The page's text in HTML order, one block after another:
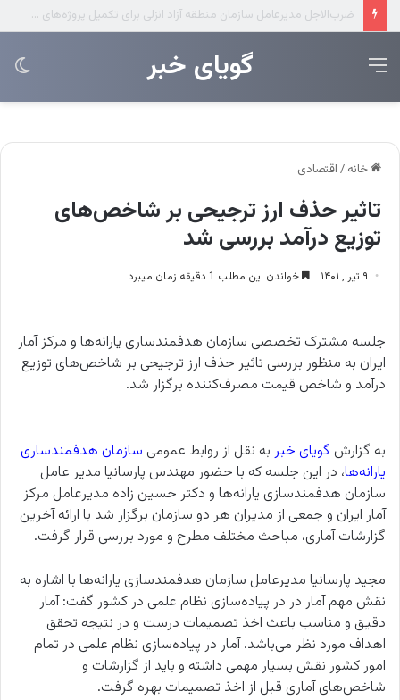
عرضه مستقیم محصولات ایرانول در ایام اربعین
‌‌‌گویای خبر منو
خانه / اقتصادی
تاثیر حذف ارز ترجیحی بر شاخص‌های
توزیع درآمد بررسی شد
۹ تیر , ۱۴۰۱ خواندن این مطلب 1 دقیقه زمان میبرد
جلسه مشترک تخصصی سازمان هدفمندساری یارانه‌ها و مرکز آمار
ایران به منظور بررسی تاثیر حذف ارز ترجیحی بر شاخص‌های توزیع
درآمد و شاخص قیمت مصرف‌کننده برگزار شد.
به گزارش گویای خبر به نقل از روابط عمومی سازمان هدفمندساری
یارانه‌ها، در این جلسه که با حضور مهندس پارسانیا مدیر عامل
سازمان هدفمندسازی یارانه‌ها و دکتر حسین زاده مدیرعامل مرکز
آمار ایران و جمعی از مدیران هر دو سازمان برگزار شد با ارائه آخرین
گزارشات آماری، مباحث مختلف مطرح و مورد بررسی قرار گرفت.
مجید پارسانیا مدیرعامل سازمان هدفمندسازی یارانه‌ها با اشاره به
نقش مهم آمار در در پیاده‌سازی نظام علمی در کشور گفت: آمار
دقیق و مناسب باعث اخذ تصمیمات درست و در نتیجه تحقق
اهداف مورد نظر می‌باشد. آمار در پیاده‌سازی نظام علمی در تمام
امور کشور نقش بسیار مهمی داشته و باید از گزارشات و
شاخص‌های آماری قبل از اخذ تصمیمات بهره گرفت.